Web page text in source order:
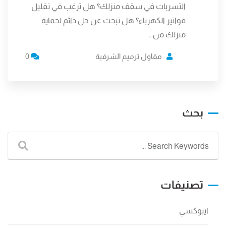
التسربات في سقف منزلك؟ هل ترغب في تقليل
فواتير الكهرباء؟ هل تبحث عن حل دائم لحماية
منزلك من…
مقاول ترميم الشرقية
بحث
تصنيفات
ايبوكسي